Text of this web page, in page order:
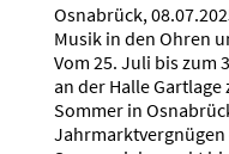
Osnabrück,
Musik in den Ohren
Vom 25. Juli bis zum
an der Halle
Sommer in